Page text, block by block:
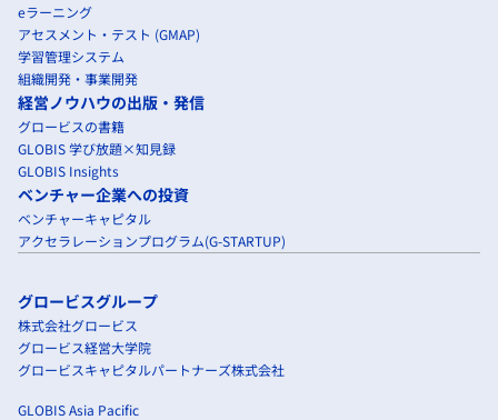
eラーニング
アセスメント・テスト (GMAP)
学習管理システム
組織開発・事業開発
経営ノウハウの出版・発信
グロービスの書籍
GLOBIS 学び放題×知見録
GLOBIS Insights
ベンチャー企業への投資
ベンチャーキャピタル
アクセラレーションプログラム(G-STARTUP)
グロービスグループ
株式会社グロービス
グロービス経営大学院
グロービスキャピタルパートナーズ株式会社
GLOBIS Asia Pacific